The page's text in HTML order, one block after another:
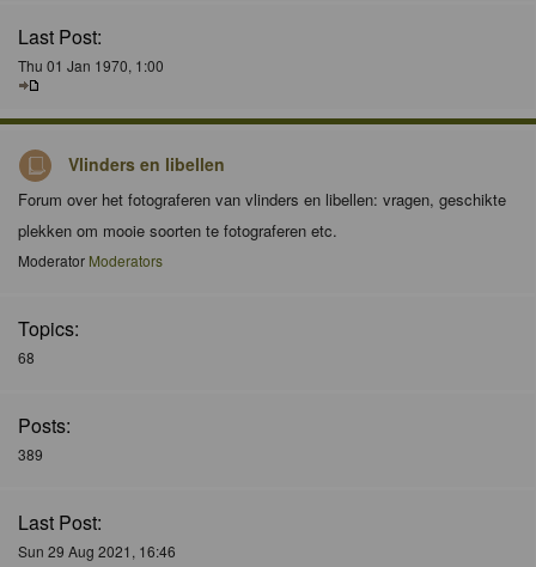
Last Post:
Thu 01 Jan 1970, 1:00
Vlinders en libellen
Forum over het fotograferen van vlinders en libellen: vragen, geschikte
plekken om mooie soorten te fotograferen etc.
Moderator Moderators
Topics:
68
Posts:
389
Last Post:
Sun 29 Aug 2021, 16:46